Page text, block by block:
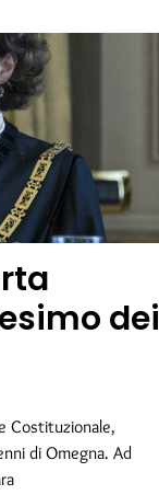
dei
Costituzionale,
di Omegna. Ad